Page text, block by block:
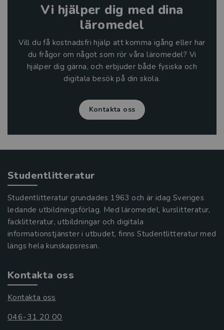
Vi hjälper dig med dina
läromedel
Vill du få kostnadsfri hjälp att komma igång eller har
du frågor om något som rör våra läromedel? Vi
hjälper dig gärna, och erbjuder både fysiska och
digitala besök på din skola.
Kontakta oss
Studentlitteratur
Studentlitteratur grundades 1963 och är idag Sveriges
ledande utbildningsförlag. Med läromedel, kurslitteratur,
facklitteratur, utbildningar och digitala
informationstjänster i utbudet, finns Studentlitteratur med
längs hela kunskapsresan.
Kontakta oss
Kontakta oss
046-31 20 00